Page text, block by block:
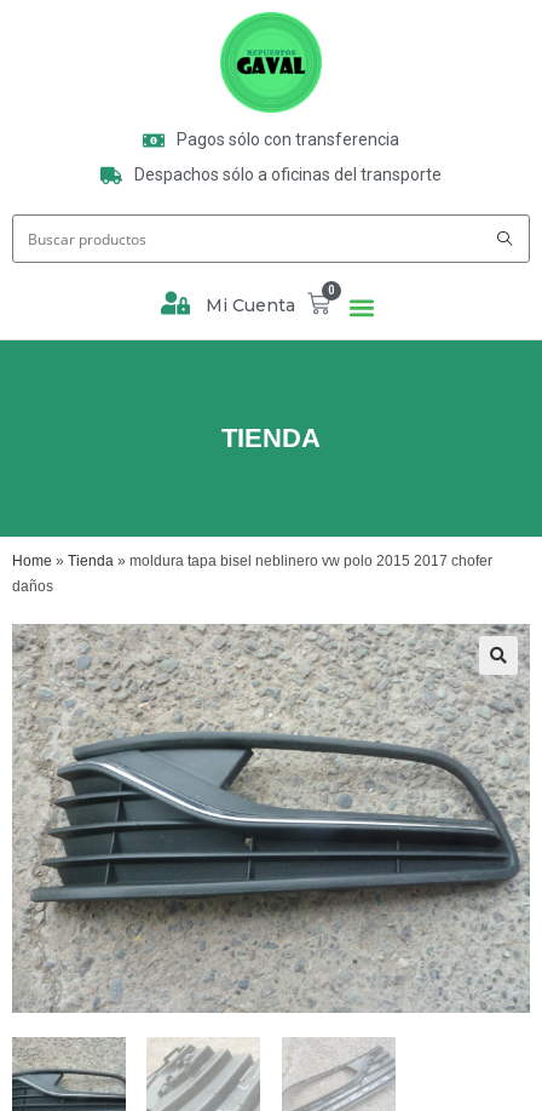
Pagos sólo con transferencia
Despachos sólo a oficinas del transporte
Mi Cuenta
0
TIENDA
Home » Tienda » moldura tapa bisel neblinero vw polo 2015 2017 chofer
daños